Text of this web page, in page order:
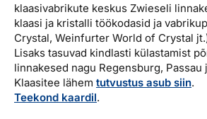
klaasivabrikute keskus Zwieseli
klaasi ja kristalli töökodasid ja
Crystal, Weinfurter World of Crystal
Lisaks tasuvad kindlasti külastamist
linnakesed nagu Regensburg, Passau
Klaasitee lähem tutvustus asub siin.
Teekond kaardil.